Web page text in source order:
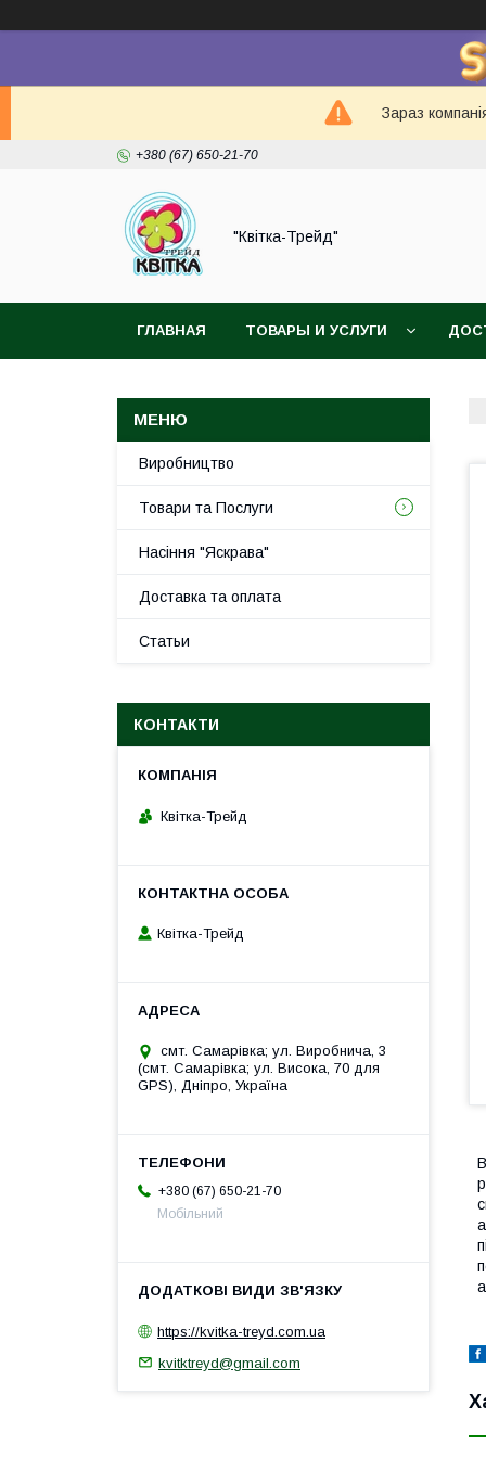
Зараз
+380 (67) 650-21-70
"Квітка-Трейд"
ГЛАВНАЯ ТОВАРЫ И УСЛУГИ
Виробництво
Товари та Послуги
Насіння "Яскрава"
Доставка та оплата
Статьи
КОНТАКТИ
Квітка-Трейд
Квітка-Трейд
смт. Самарівка; ул. Виробнича, 3
(смт. Самарівка; ул. Висока, 70 для
GPS), Дніпро, Україна
+380 (67) 650-21-70
Мобільний
https://kvitka-treyd.com.ua
kvitktreyd@gmail.com